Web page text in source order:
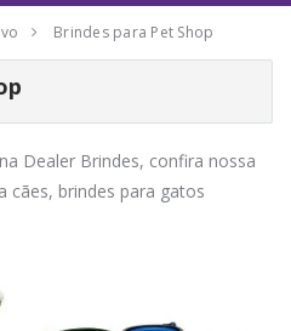
Brindes para Pet Shop
Dealer Brindes, confira nossa
cães, brindes para gatos